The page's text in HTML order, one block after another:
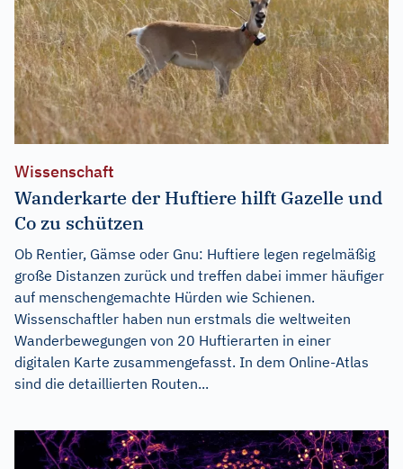
Wissenschaft
Wanderkarte der Huftiere hilft Gazelle und
Co zu schützen
Ob Rentier, Gämse oder Gnu: Huftiere legen regelmäßig
große Distanzen zurück und treffen dabei immer häufiger
auf menschengemachte Hürden wie Schienen.
Wissenschaftler haben nun erstmals die weltweiten
Wanderbewegungen von 20 Huftierarten in einer
digitalen Karte zusammengefasst. In dem Online-Atlas
sind die detaillierten Routen...